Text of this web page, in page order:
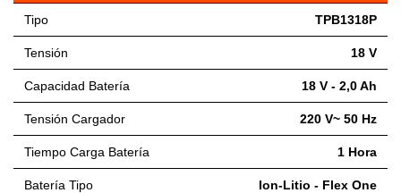
Tipo TPB1318P
Tensión 18 V
Capacidad Batería 18 V - 2,0 Ah
Tensión Cargador 220 V~ 50 Hz
Tiempo Carga Batería 1 Hora
Batería Tipo Ion-Litio - Flex One